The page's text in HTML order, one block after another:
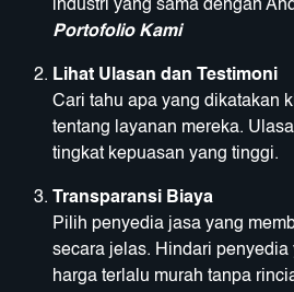
industri yang sama dengan
Portofolio Kami
Lihat Ulasan dan Testimoni
Cari tahu apa yang dikatakan
tentang layanan mereka.
tingkat kepuasan yang tinggi.
Transparansi Biaya
Pilih penyedia jasa yang
secara jelas. Hindari penyedia
harga terlalu murah tanpa